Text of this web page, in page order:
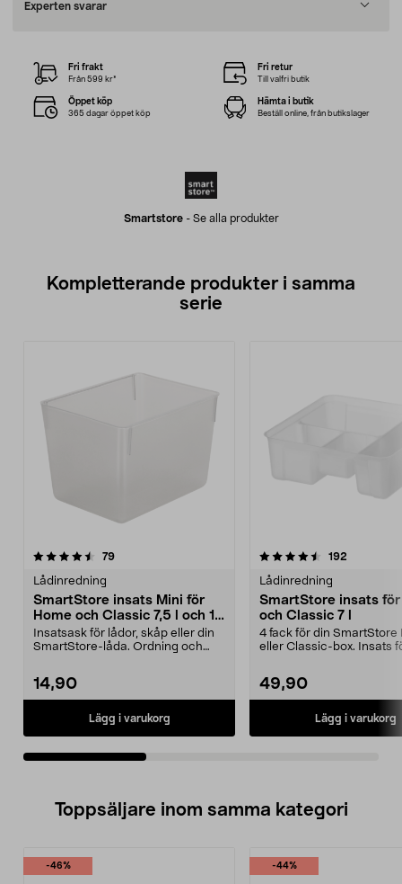
Experten svarar
Smartstore- Se alla produkter
Fri frakt
Från 599 kr*
Fri retur
Till valfri butik
Öppet köp
365 dagar öppet köp
Hämta i butik
Beställ online, från butikslager
Kompletterande produkter i samma
serie
79recensioner
Lådinredning
SmartStore insats Mini för
Home och Classic 7,5 l och 14
lInsatsask för lådor, skåp eller din
SmartStore-låda. Ordning och
14,90
Lägg i varukorg
4.5av 5 stjärnor 192
Lådinredning
SmartStore insats för
och Classic 7 l
4 fack för din SmartStore
eller Classic-box. Insats
49,90
Lägg i varukorg
4.5av 5 stjärnor
Toppsäljare inom samma kategori
-46% -44%